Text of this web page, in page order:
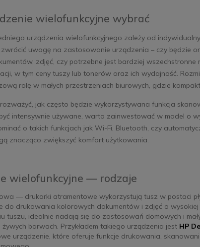
wielofunkcyjne wybrać
urządzenia wielofunkcyjnego zależy od
uwagę na zastosowanie urządzenia – czy będzie
zdjęć, czy potrzebne jest bardziej wszechstronne
w tym ceny tuszy lub tonerów oraz ich wydajność.
rolę w małych przestrzeniach biurowych, gdzie
jak często będzie wykorzystywana funkcja
intensywnie używane, warto zainwestować w model o
o takich funkcjach jak Wi-Fi, Bluetooth, czy
znacząco zwiększyć komfort użytkowania.
wielofunkcyjne — rodzaje
— drukarki atramentowe wykorzystują tusz w postaci
do drukowania kolorowych dokumentów i zdjęć o wysokiej
tuszu, idealnie nadają się do zastosowań domowych i
barwach. Przykładem takiego urządzenia jest HP
urządzenie, które oferuje funkcje drukowania,